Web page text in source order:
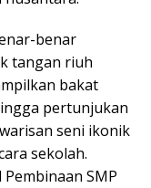
benar
tangan riuh
bakat
pertunjukan
seni ikonik
sekolah.
SMP